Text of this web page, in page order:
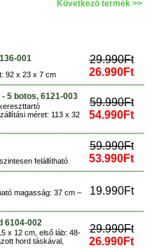
Következö termék >>
001
29.990Ft
26.990Ft
92 x 23 x 7 cm
5 botos, 6121-003
59.990Ft
54.990Ft
méret: 113 x 32
59.990Ft
53.990Ft
felállítható
19.990Ft
magasság: 37 cm –
6104-002
29.990Ft
26.990Ft
x 12 cm, első láb: 48-
hord táskával,